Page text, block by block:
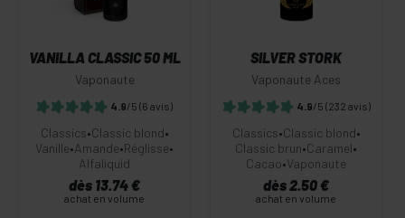
VANILLA CLASSIC 50 ML
Vaponaute
4.9/5 (6 avis)
Classics•Classic blond•
Vanille•Amande•Réglisse•
Alfaliquid
dès 13.74 €
achat en volume
SILVER STORK
Vaponaute Aces
4.9/5 (232 avis)
Classics•Classic blond•
Classic brun•Caramel•
Cacao•Vaponaute
dès 2.50 €
achat en volume